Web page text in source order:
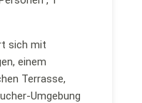
sich mit
einem
Terrasse,
Umgebung